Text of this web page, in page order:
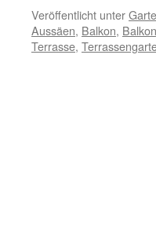
Veröffentlicht unter
Aussäen, Balkon,
Terrasse,